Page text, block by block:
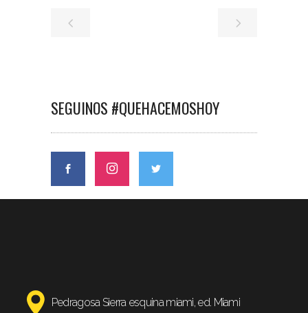
SEGUINOS #QUEHACEMOSHOY
Pedragosa Sierra esquina miami, ed. Miami